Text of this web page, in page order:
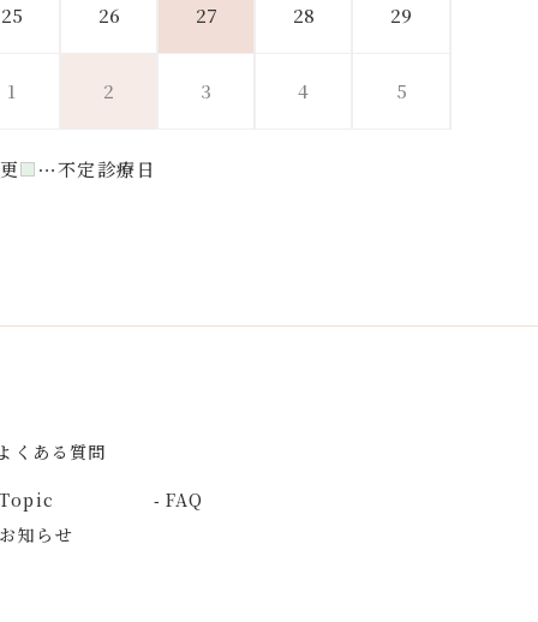
25 26 27 28 29
1 2 3 4 5
不定診療日
くある質問
Topic
FAQ
お知らせ